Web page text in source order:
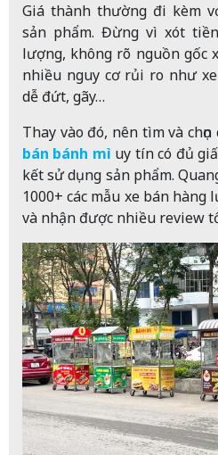
Giá thành thường đi kèm
sản phẩm. Đừng vì xót
lượng, không rõ nguồn gốc
nhiều nguy cơ rủi ro như
dễ đứt, gãy…
Thay vào đó, nên tìm và
bán bánh mì uy tín có đủ
kết sử dụng sản phẩm.
1000+ các mẫu xe bán
và nhận được nhiều review